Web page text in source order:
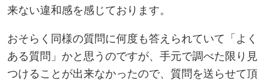
来ない違和感を感じております。
おそらく同様の質問に何度も答えられていて「よく
ある質問」かと思うのですが、手元で調べた限り見
つけることが出来なかったので、質問を送らせて頂